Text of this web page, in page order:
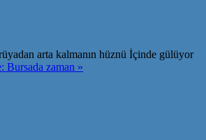
arta kalmanın hüznü İçinde gülüyor
Bursada zaman »